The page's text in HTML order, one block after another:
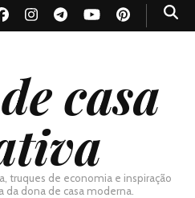
casa
truques de economia e inspiração
da dona de casa moderna.